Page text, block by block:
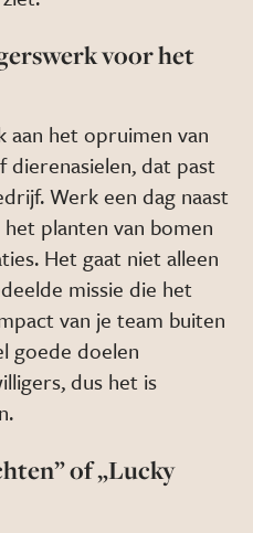
voor het
aan het opruimen van
dierenasielen, dat past
Werk een dag naast
planten van bomen
Het gaat niet alleen
missie die het
van je team buiten
goede doelen
dus het is
of „Lucky